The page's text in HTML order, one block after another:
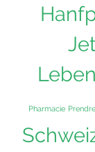
Pharmacie Prendre